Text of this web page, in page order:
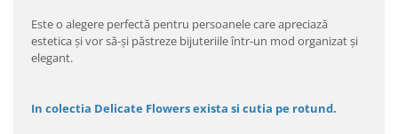
Este o alegere perfectă pentru persoanele care apreciază
estetica și vor să-și păstreze bijuteriile într-un mod organizat și
elegant.
In colectia Delicate Flowers exista si cutia pe rotund.